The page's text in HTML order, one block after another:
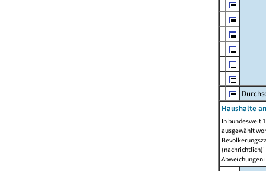
Haushalte
In bundesweit
ausgewählt
Abweichungen